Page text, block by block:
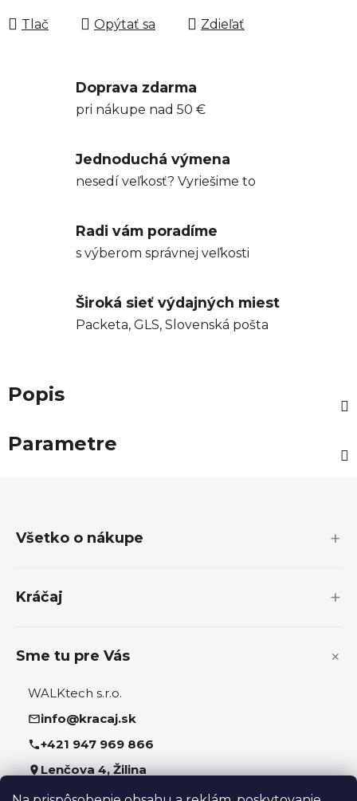
Tlač Opýtať sa Zdieľať
Doprava zdarma
pri nákupe nad 50 €
Jednoduchá výmena
nesedí veľkosť? Vyriešime to
Radi vám poradíme
s výberom správnej veľkosti
Široká sieť výdajných miest
Packeta, GLS, Slovenská pošta
Popis
Parametre
Všetko o nákupe
Kráčaj
Sme tu pre Vás
WALKtech s.r.o.
info@kracaj.sk
+421 947 969 866
Lenčova 4, Žilina